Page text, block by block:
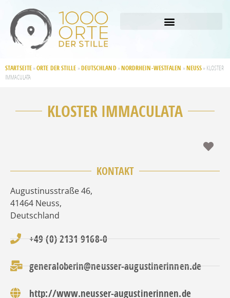
STARTSEITE » ORTE DER STILLE » DEUTSCHLAND» NORDRHEIN-WESTFALEN » NEUSS » KLOSTER
IMMACULATA
KLOSTER IMMACULATA
KONTAKT
Augustinusstraße 46,
41464 Neuss,
Deutschland
+49 (0) 2131 9168-0
generaloberin@neusser-augustinerinnen.de
http://www.neusser-augustinerinnen.de